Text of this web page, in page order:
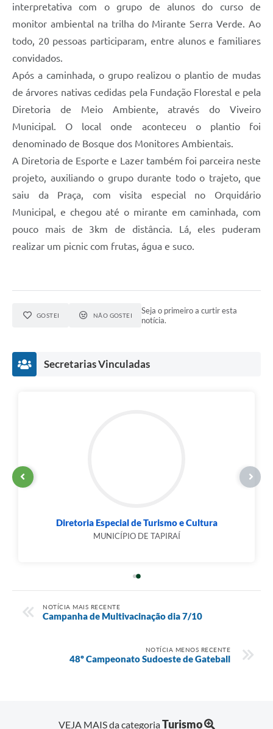
Licitações
Concursos
Telefones Úteis
Jornal
Agenda
SIC
Diário Oficial
Notícias
interpretativa com o grupo de alunos do curso de
monitor ambiental na trilha do Mirante Serra Verde. Ao
todo, 20 pessoas participaram, entre alunos e familiares
convidados.
Após a caminhada, o grupo realizou o plantio de mudas
de árvores nativas cedidas pela Fundação Florestal e pela
Diretoria de Meio Ambiente, através do Viveiro
Municipal. O local onde aconteceu o plantio foi
denominado de Bosque dos Monitores Ambientais.
A Diretoria de Esporte e Lazer também foi parceira neste
projeto, auxiliando o grupo durante todo o trajeto, que
saiu da Praça, com visita especial no Orquidário
Municipal, e chegou até o mirante em caminhada, com
pouco mais de 3km de distância. Lá, eles puderam
realizar um picnic com frutas, água e suco.
GOSTEI NÃO GOSTEI
Seja o primeiro a curtir esta
notícia.
Secretarias Vinculadas
Secretaria Municipal de Sustentabilidade e...
GUILHERME AYRES PEDROSO
NOTÍCIA MAIS RECENTE
Campanha de Multivacinação dia 7/10
NOTÍCIA MENOS RECENTE
48º Campeonato Sudoeste de Gateball
VEJA MAIS da categoriaTurismo